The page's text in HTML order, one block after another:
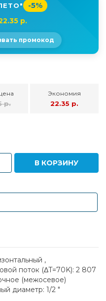
-5%
р.
промокод
р.
Экономия
22.35 р.
В КОРЗИНУ
,
поток (ΔT=70K): 2 807
(межосевое)
диаметр: 1/2 "